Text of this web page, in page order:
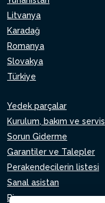
Litvanya
Karadağ
Romanya
Slovakya
Türkiye
Yedek parçalar
Kurulum, bakım ve servis
Sorun Giderme
Garantiler ve Talepler
Perakendecilerin listesi
Sanal asistan
Bize yazın